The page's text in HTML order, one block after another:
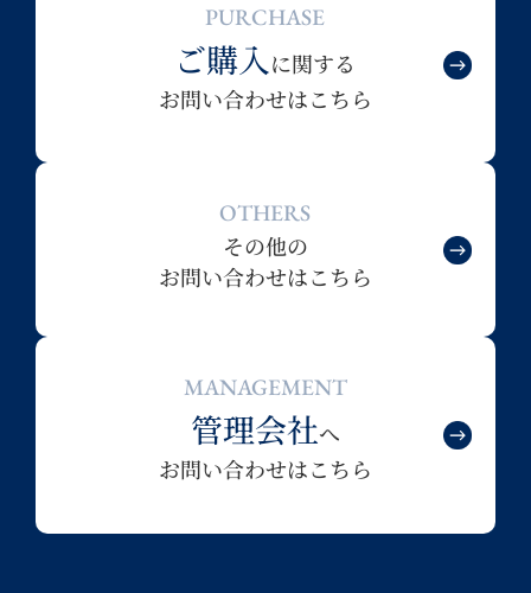
PURCHASE
ご購入に関する
お問い合わせはこちら
OTHERS
その他の
お問い合わせはこちら
MANAGEMENT
管理会社へ
お問い合わせはこちら